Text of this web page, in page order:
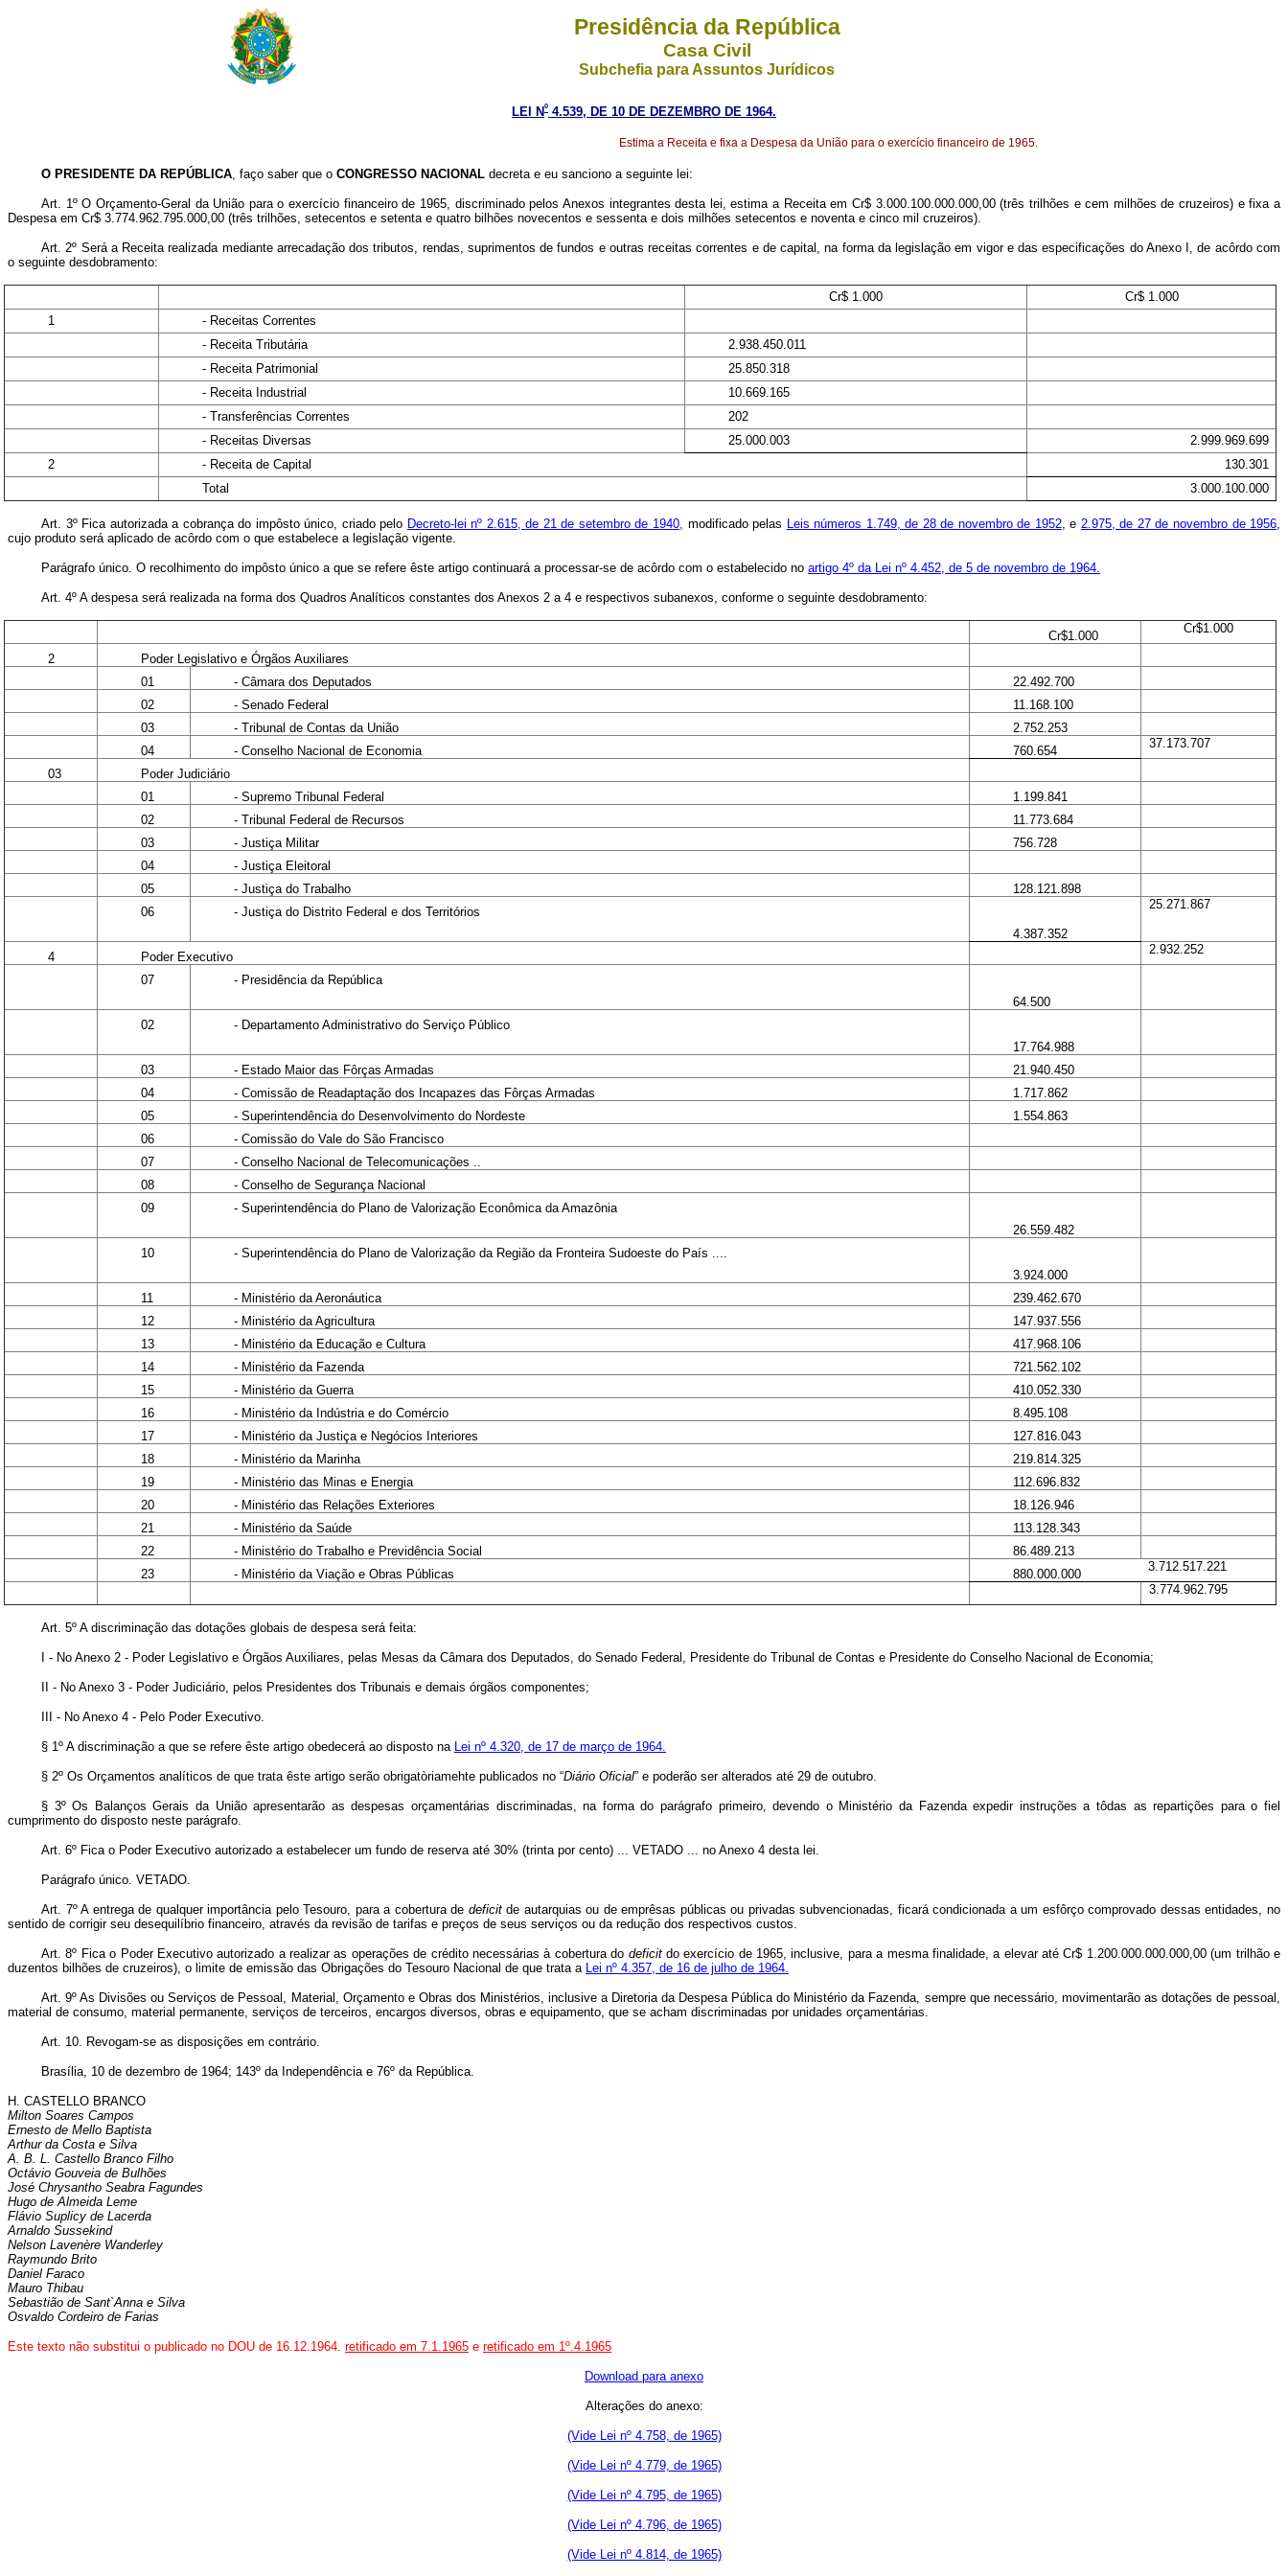
Presidência da República
Casa Civil
Subchefia para Assuntos Jurídicos
LEI Nº 4.539, DE 10 DE DEZEMBRO DE 1964.
Estima a Receita e fixa a Despesa da União para o exercício financeiro de 1965.
O PRESIDENTE DA REPÚBLICA, faço saber que o CONGRESSO NACIONAL decreta e eu sanciono a seguinte lei:
Art. 1º O Orçamento-Geral da União para o exercício financeiro de 1965, discriminado pelos Anexos integrantes desta lei, estima a Receita em Cr$ 3.000.100.000.000,00 (três trilhões e cem milhões de cruzeiros) e fixa a
Despesa em Cr$ 3.774.962.795.000,00 (três trilhões, setecentos e setenta e quatro bilhões novecentos e sessenta e dois milhões setecentos e noventa e cinco mil cruzeiros).
Art. 2º Será a Receita realizada mediante arrecadação dos tributos, rendas, suprimentos de fundos e outras receitas correntes e de capital, na forma da legislação em vigor e das especificações do Anexo I, de acôrdo com
o seguinte desdobramento:
Cr$ 1.000
Cr$ 1.000
1
- Receitas Correntes
- Receita Tributária
2.938.450.011
- Receita Patrimonial
25.850.318
- Receita Industrial
10.669.165
- Transferências Correntes
202
- Receitas Diversas
25.000.003
2.999.969.699
2
- Receita de Capital
130.301
Total
3.000.100.000
Art. 3º Fica autorizada a cobrança do impôsto único, criado pelo Decreto-lei nº 2.615, de 21 de setembro de 1940, modificado pelas Leis números 1.749, de 28 de novembro de 1952, e 2.975, de 27 de novembro de 1956,
cujo produto será aplicado de acôrdo com o que estabelece a legislação vigente.
Parágrafo único. O recolhimento do impôsto único a que se refere êste artigo continuará a processar-se de acôrdo com o estabelecido no artigo 4º da Lei nº 4.452, de 5 de novembro de 1964.
Art. 4º A despesa será realizada na forma dos Quadros Analíticos constantes dos Anexos 2 a 4 e respectivos subanexos, conforme o seguinte desdobramento:
Cr$1.000
Cr$1.000
2
Poder Legislativo e Órgãos Auxiliares
01
- Câmara dos Deputados
22.492.700
02
- Senado Federal
11.168.100
03
- Tribunal de Contas da União
2.752.253
04
- Conselho Nacional de Economia 760.654
37.173.707
03
Poder Judiciário
01
- Supremo Tribunal Federal
1.199.841
02
- Tribunal Federal de Recursos
11.773.684
03
- Justiça Militar
756.728
04
- Justiça Eleitoral
05
- Justiça do Trabalho
128.121.898
06
- Justiça do Distrito Federal e dos Territórios
4.387.352
25.271.867
4 Poder Executivo
2.932.252
07
- Presidência da República
64.500
02
- Departamento Administrativo do Serviço Público
17.764.988
03
- Estado Maior das Fôrças Armadas
21.940.450
04
- Comissão de Readaptação dos Incapazes das Fôrças Armadas
1.717.862
05
- Superintendência do Desenvolvimento do Nordeste
1.554.863
06
- Comissão do Vale do São Francisco
07
- Conselho Nacional de Telecomunicações ..
08
- Conselho de Segurança Nacional
09
- Superintendência do Plano de Valorização Econômica da Amazônia
26.559.482
10
- Superintendência do Plano de Valorização da Região da Fronteira Sudoeste do País ....
3.924.000
11
- Ministério da Aeronáutica
239.462.670
12
- Ministério da Agricultura
147.937.556
13
- Ministério da Educação e Cultura
417.968.106
14
- Ministério da Fazenda
721.562.102
15
- Ministério da Guerra
410.052.330
16
- Ministério da Indústria e do Comércio
8.495.108
17
- Ministério da Justiça e Negócios Interiores
127.816.043
18
- Ministério da Marinha
219.814.325
19
- Ministério das Minas e Energia
112.696.832
20
- Ministério das Relações Exteriores
18.126.946
21
- Ministério da Saúde
113.128.343
22
- Ministério do Trabalho e Previdência Social
86.489.213
23
- Ministério da Viação e Obras Públicas 880.000.000
3.712.517.221
3.774.962.795
Art. 5º A discriminação das dotações globais de despesa será feita:
I - No Anexo 2 - Poder Legislativo e Órgãos Auxiliares, pelas Mesas da Câmara dos Deputados, do Senado Federal, Presidente do Tribunal de Contas e Presidente do Conselho Nacional de Economia;
II - No Anexo 3 - Poder Judiciário, pelos Presidentes dos Tribunais e demais órgãos componentes;
III - No Anexo 4 - Pelo Poder Executivo.
§ 1º A discriminação a que se refere êste artigo obedecerá ao disposto na Lei nº 4.320, de 17 de março de 1964.
§ 2º Os Orçamentos analíticos de que trata êste artigo serão obrigatòriamehte publicados no “Diário Oficial” e poderão ser alterados até 29 de outubro.
§ 3º Os Balanços Gerais da União apresentarão as despesas orçamentárias discriminadas, na forma do parágrafo primeiro, devendo o Ministério da Fazenda expedir instruções a tôdas as repartições para o fiel
cumprimento do disposto neste parágrafo.
Art. 6º Fica o Poder Executivo autorizado a estabelecer um fundo de reserva até 30% (trinta por cento) ... VETADO ... no Anexo 4 desta lei.
Parágrafo único. VETADO.
Art. 7º A entrega de qualquer importância pelo Tesouro, para a cobertura de deficitde autarquias ou de emprêsas públicas ou privadas subvencionadas, ficará condicionada a um esfôrço comprovado dessas entidades, no
sentido de corrigir seu desequilíbrio financeiro, através da revisão de tarifas e preços de seus serviços ou da redução dos respectivos custos.
Art. 8º Fica o Poder Executivo autorizado a realizar as operações de crédito necessárias à cobertura do deficitdo exercício de 1965, inclusive, para a mesma finalidade, a elevar até Cr$ 1.200.000.000.000,00 (um trilhão e
duzentos bilhões de cruzeiros), o limite de emissão das Obrigações do Tesouro Nacional de que trata a Lei nº 4.357, de 16 de julho de 1964.
Art. 9º As Divisões ou Serviços de Pessoal, Material, Orçamento e Obras dos Ministérios, inclusive a Diretoria da Despesa Pública do Ministério da Fazenda, sempre que necessário, movimentarão as dotações de pessoal,
material de consumo, material permanente, serviços de terceiros, encargos diversos, obras e equipamento, que se acham discriminadas por unidades orçamentárias.
Art. 10. Revogam-se as disposições em contrário.
Brasília, 10 de dezembro de 1964; 143º da Independência e 76º da República.
H. CASTELLO BRANCO
Milton Soares Campos
Ernesto de Mello Baptista
Arthur da Costa e Silva
A. B. L. Castello Branco Filho
Octávio Gouveia de Bulhões
José Chrysantho Seabra Fagundes
Hugo de Almeida Leme
Flávio Suplicy de Lacerda
Arnaldo Sussekind
Nelson Lavenère Wanderley
Raymundo Brito
Daniel Faraco
Mauro Thibau
Sebastião de Sant`Anna e Silva
Osvaldo Cordeiro de Farias
Este texto não substitui o publicado no DOU de 16.12.1964. retificado em 7.1.1965 e retificado em 1º.4.1965
Download para anexo
Alterações do anexo:
(Vide Lei nº 4.758, de 1965)
(Vide Lei nº 4.779, de 1965)
(Vide Lei nº 4.795, de 1965)
(Vide Lei nº 4.796, de 1965)
(Vide Lei nº 4.814, de 1965)